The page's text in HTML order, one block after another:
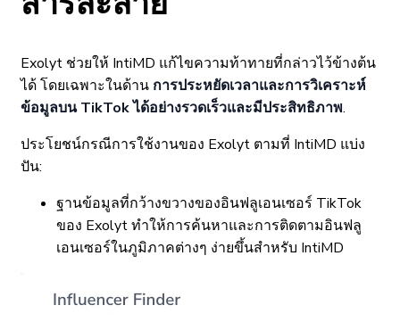
Exolyt ช่วยให้ IntiMD แก้ไขความท้าทายที่กล่าวไว้ข้างต้น
ได้ โดยเฉพาะในด้าน การประหยัดเวลาและการวิเคราะห์
ข้อมูลบน TikTok ได้อย่างรวดเร็วและมีประสิทธิภาพ.
ประโยชน์กรณีการใช้งานของ Exolyt ตามที่ IntiMD แบ่ง
ปัน:
ฐานข้อมูลที่กว้างขวางของอินฟลูเอนเซอร์ TikTok
ของ Exolyt ทำให้การค้นหาและการติดตามอินฟลู
เอนเซอร์ในภูมิภาคต่างๆ ง่ายขึ้นสำหรับ IntiMD